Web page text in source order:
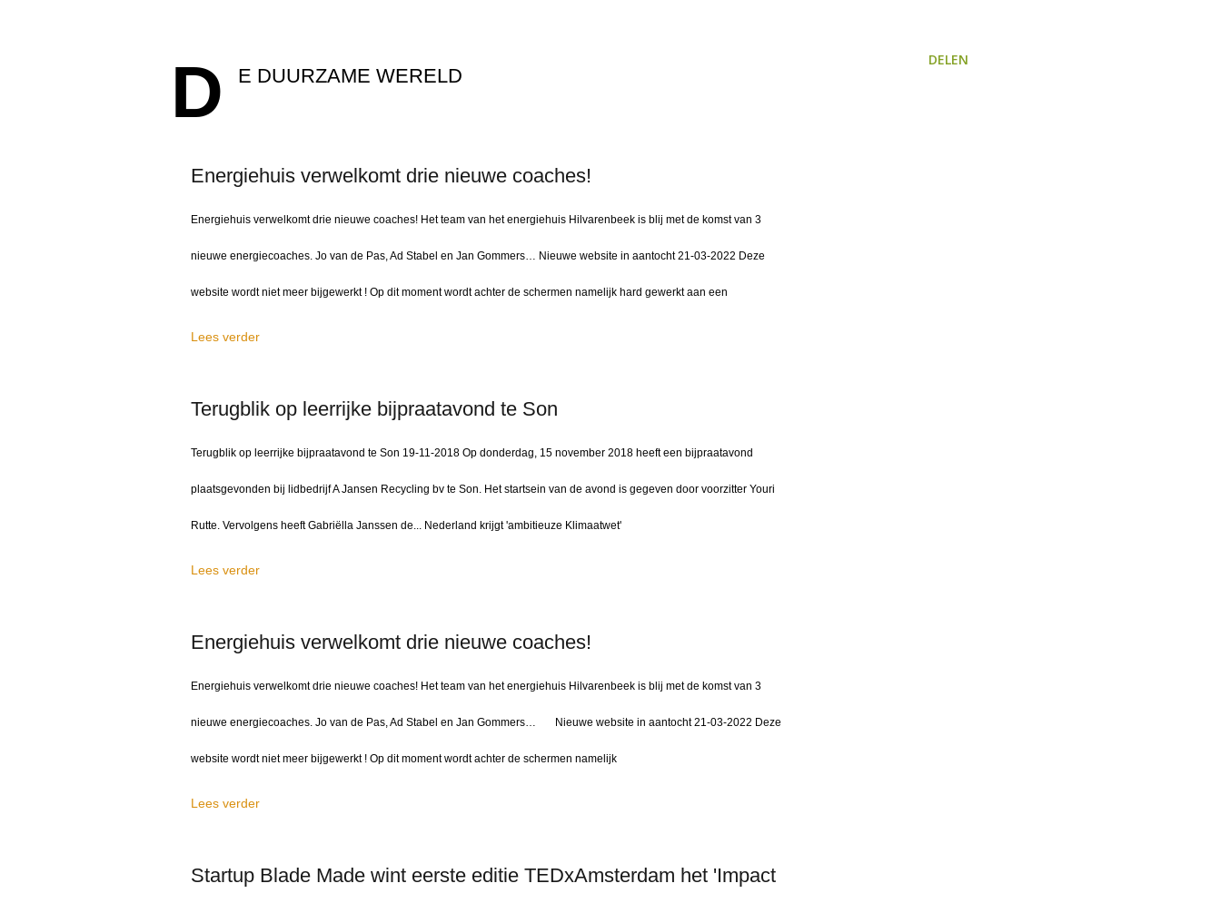
D E DUURZAME WERELD
Energiehuis verwelkomt drie nieuwe coaches!
Energiehuis verwelkomt drie nieuwe coaches! Het team van het energiehuis Hilvarenbeek is blij met de komst van 3
nieuwe energiecoaches. Jo van de Pas, Ad Stabel en Jan Gommers… Nieuwe website in aantocht 21-03-2022 Deze
website wordt niet meer bijgewerkt ! Op dit moment wordt achter de schermen namelijk hard gewerkt aan een
Lees verder
Terugblik op leerrijke bijpraatavond te Son
Terugblik op leerrijke bijpraatavond te Son 19-11-2018 Op donderdag, 15 november 2018 heeft een bijpraatavond
plaatsgevonden bij lidbedrijf A Jansen Recycling bv te Son. Het startsein van de avond is gegeven door voorzitter Youri
Rutte. Vervolgens heeft Gabriëlla Janssen de... Nederland krijgt 'ambitieuze Klimaatwet'
Lees verder
Energiehuis verwelkomt drie nieuwe coaches!
Energiehuis verwelkomt drie nieuwe coaches! Het team van het energiehuis Hilvarenbeek is blij met de komst van 3
nieuwe energiecoaches. Jo van de Pas, Ad Stabel en Jan Gommers… Nieuwe website in aantocht 21-03-2022 Deze
website wordt niet meer bijgewerkt ! Op dit moment wordt achter de schermen namelijk
Lees verder
Startup Blade Made wint eerste editie TEDxAmsterdam het 'Impact
DELEN